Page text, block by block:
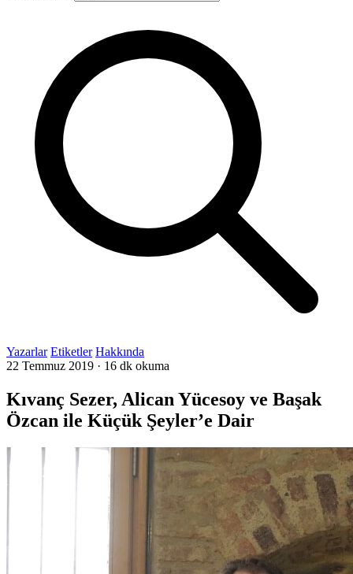
Yazarlar Etiketler Hakkında
22 Temmuz 2019 · 16 dk okuma
Kıvanç Sezer, Alican Yücesoy ve Başak
Özcan ile Küçük Şeyler’e Dair